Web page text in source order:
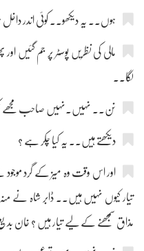
ہوں۔۔ یہ دیکھو۔۔ کوئی اندر داخل
مالی کی نظریں پوسٹر پر جم گئیں
لگا۔۔
نن۔۔ نہیں۔نہیں صاحب مجھے
دیکھتے ہیں۔۔ یہ کیا چکر ہے ؟
اور اس وقت وہ میز کے گرد موجود
تیار کیوں نہیں ہیں۔۔ ڈابر شاہ نے
مذاق سمجھنے کے لیے تیار ہیں ؟ خان